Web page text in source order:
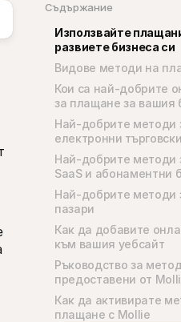
Съдържание
Използвайте
развиете бизнеса си
Видове методи на
Кои са най-добрите
за плащане за вашия
Най-добрите методи
електронни
Най-добрите методи
SaaS и абонаментни
Най-добрите методи
пазари
Как да добавите
към вашия уебсайт
Ръководство за
предоставени от
Как да активирате
плащане с Mollie